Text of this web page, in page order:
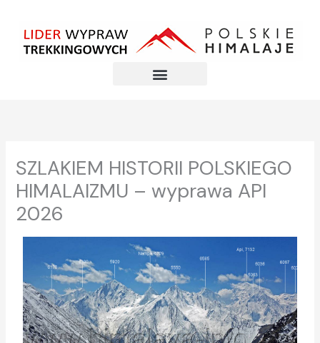
treści
SZLAKIEM HISTORII POLSKIEGO
HIMALAIZMU – wyprawa API
2026